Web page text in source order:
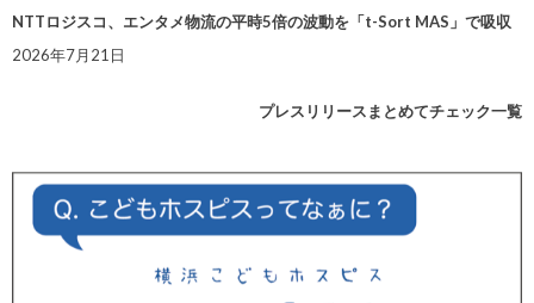
NTTロジスコ、エンタメ物流の平時5倍の波動を「t-Sort MAS」で吸収
2026年7月21日
プレスリリースまとめてチェック一覧